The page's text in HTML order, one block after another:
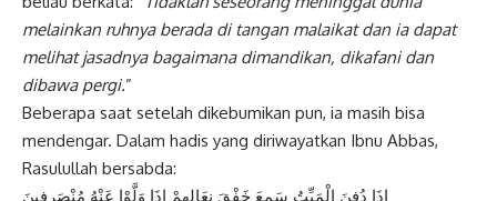
melainkan ruhnya berada di tangan malaikat dan ia dapat
melihat jasadnya bagaimana dimandikan, dikafani dan
dibawa pergi.”
Beberapa saat setelah dikebumikan pun, ia masih bisa
mendengar. Dalam hadis yang diriwayatkan Ibnu Abbas,
Rasulullah bersabda:
إِذَا دُفِنَ الْمَيِّتُ سَمِعَ خَفْقَ نِعَالِهِمْ إِذَا وَلَّوْا عَنْهُ مُنْصَرِفِينَ